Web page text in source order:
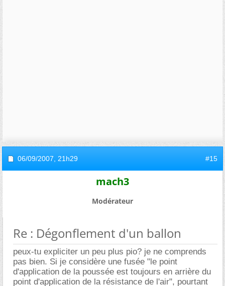
06/09/2007, 21h29 #15
mach3
Modérateur
Re : Dégonflement d'un ballon
peux-tu expliciter un peu plus pio? je ne comprends
pas bien. Si je considère une fusée "le point
d'application de la poussée est toujours en arrière du
point d'application de la résistance de l'air", pourtant